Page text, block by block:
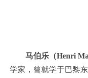
马伯乐（Henri
学家，曾就学于巴黎